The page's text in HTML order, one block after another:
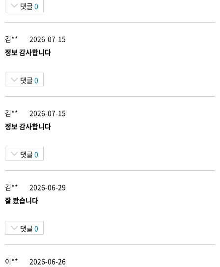
댓글 0
김**
2026-07-15
정보 감사합니다
댓글 0
김**
2026-07-15
정보 감사합니다
댓글 0
김**
2026-06-29
잘 봤습니다
댓글 0
이**
2026-06-26